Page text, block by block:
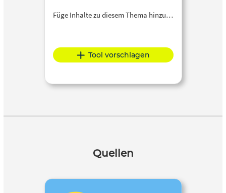
Füge Inhalte zu diesem Thema hinzu…
Tool vorschlagen
Quellen